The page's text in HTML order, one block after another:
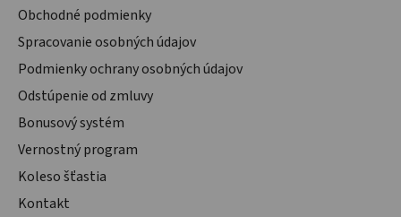
Obchodné podmienky
Spracovanie osobných údajov
Podmienky ochrany osobných údajov
Odstúpenie od zmluvy
Bonusový systém
Vernostný program
Koleso šťastia
Kontakt